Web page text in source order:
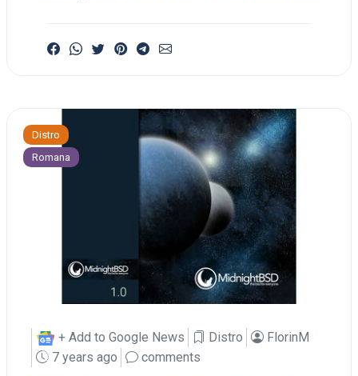
Distro
Romana
+ Add to Google News Distro
FlorinM
7 years ago
comments